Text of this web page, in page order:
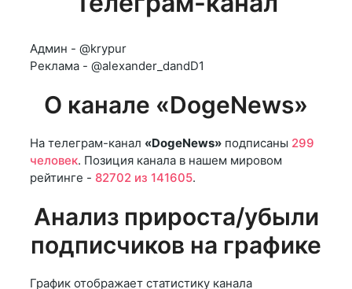
Админ - @krypur
Реклама - @alexander_dandD1
О канале «DogeNews»
На телеграм-канал «DogeNews» подписаны 299
человек. Позиция канала в нашем мировом
рейтинге - 82702 из 141605.
Анализ прироста/убыли
подписчиков на графике
График отображает статистику канала